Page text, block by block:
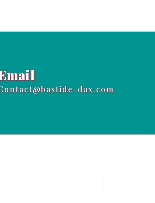
contact@bastide-dax.com